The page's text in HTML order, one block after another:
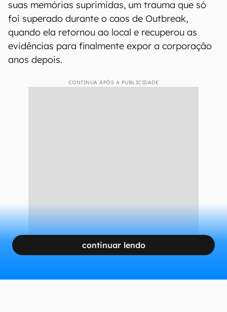
suas memórias suprimidas, um trauma que só
foi superado durante o caos de Outbreak,
quando ela retornou ao local e recuperou as
evidências para finalmente expor a corporação
anos depois.
CONTINUA APÓS A PUBLICIDADE
continuar lendo